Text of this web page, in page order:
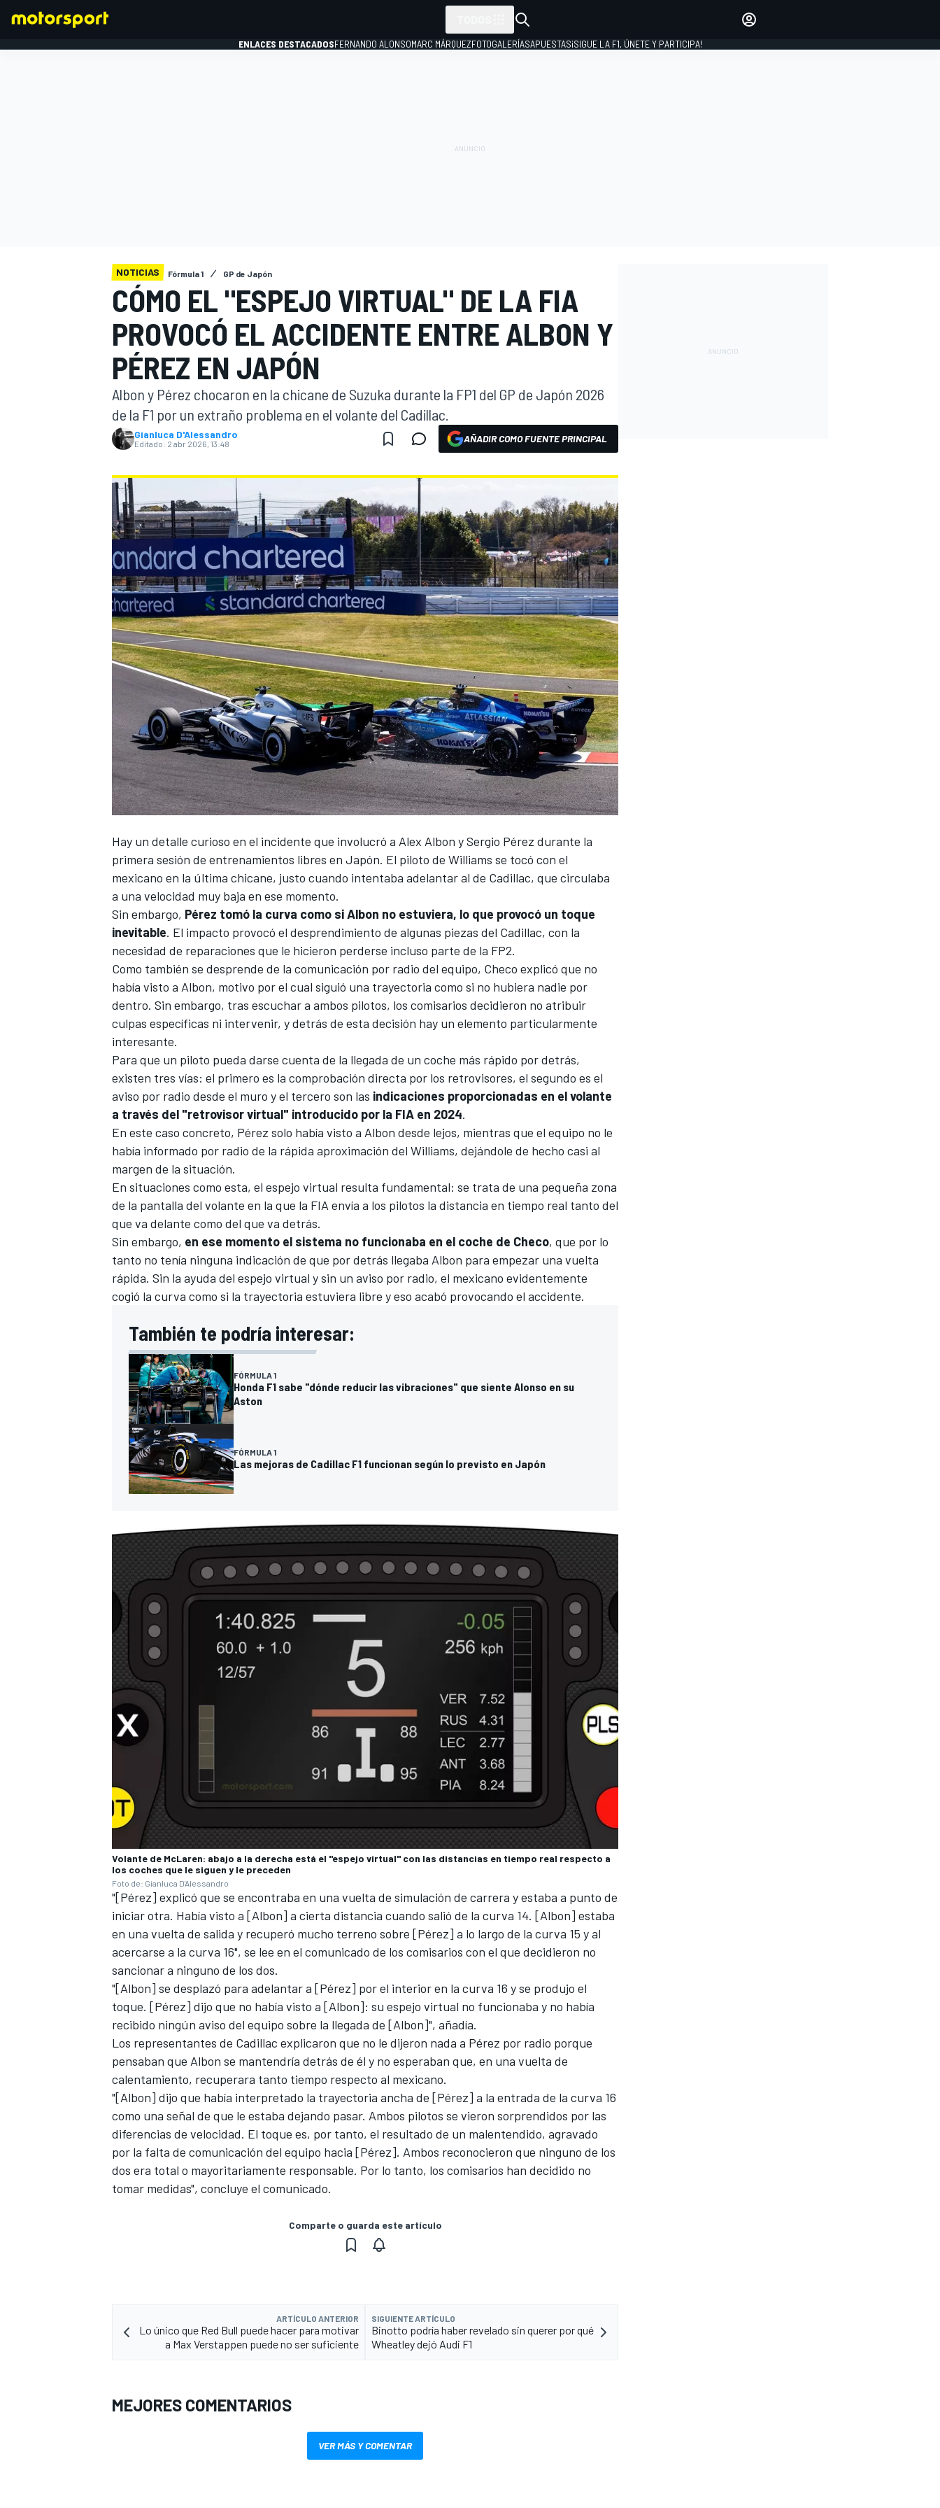
INDYCAR
WEC FÓRMULA E
MÁS CATEGORÍAS
ENLACES DESTACADOSFERNANDO ALONSOMARC MÁRQUEZFOTOGALERÍASAPUESTAS¡SIGUE LA F1, ÚNETE Y PARTICIPA!
NOTICIAS Fórmula 1 GP de Japón
CÓMO EL "ESPEJO VIRTUAL" DE LA FIA
PROVOCÓ EL ACCIDENTE ENTRE ALBON Y
PÉREZ EN JAPÓN
Albon y Pérez chocaron en la chicane de Suzuka durante la FP1 del GP de Japón 2026
de la F1 por un extraño problema en el volante del Cadillac.
Gianluca D'Alessandro
Editado: 2 abr 2026, 13:48 AÑADIR COMO FUENTE PRINCIPAL
Hay un detalle curioso en el incidente que involucró a Alex Albon ySergio Pérez durante la
primera sesión de entrenamientos libres en Japón. El piloto de Williams se tocó con el
mexicano en la última chicane, justo cuando intentaba adelantar al de Cadillac, que circulaba
a una velocidad muy baja en ese momento.
Sin embargo, Pérez tomó la curva como si Albon no estuviera, lo que provocó un toque
inevitable. El impacto provocó el desprendimiento de algunas piezas del Cadillac, con la
necesidad de reparaciones que le hicieron perderse incluso parte de la FP2.
Como también se desprende de la comunicación por radio del equipo, Checo explicó que no
había visto a Albon, motivo por el cual siguió una trayectoria como si no hubiera nadie por
dentro. Sin embargo, tras escuchar a ambos pilotos, los comisarios decidieron no atribuir
culpas específicas ni intervenir, y detrás de esta decisión hay un elemento particularmente
interesante.
Para que un piloto pueda darse cuenta de la llegada de un coche más rápido por detrás,
existen tres vías: el primero es la comprobación directa por los retrovisores, el segundo es el
aviso por radio desde el muro y el tercero son las indicaciones proporcionadas en el volante
a través del "retrovisor virtual" introducido por la FIA en 2024.
En este caso concreto, Pérez solo había visto a Albon desde lejos, mientras que el equipo no le
había informado por radio de la rápida aproximación del Williams, dejándole de hecho casi al
margen de la situación.
En situaciones como esta, el espejo virtual resulta fundamental: se trata de una pequeña zona
de la pantalla del volante en la que la FIA envía a los pilotos la distancia en tiempo real tanto del
que va delante como del que va detrás.
Sin embargo, en ese momento el sistema no funcionaba en el coche de Checo, que por lo
tanto no tenía ninguna indicación de que por detrás llegaba Albon para empezar una vuelta
rápida. Sin la ayuda del espejo virtual y sin un aviso por radio, el mexicano evidentemente
cogió la curva como si la trayectoria estuviera libre y eso acabó provocando el accidente.
También te podría interesar:
FÓRMULA 1
Honda F1 sabe "dónde reducir las vibraciones" que siente Alonso en su
Aston
FÓRMULA 1
Las mejoras de Cadillac F1 funcionan según lo previsto en Japón
Volante de McLaren: abajo a la derecha está el "espejo virtual" con las distancias en tiempo real respecto a
los coches que le siguen y le preceden
Foto de: Gianluca D'Alessandro
"[Pérez] explicó que se encontraba en una vuelta de simulación de carrera y estaba a punto de
iniciar otra. Había visto a [Albon] a cierta distancia cuando salió de la curva 14. [Albon] estaba
en una vuelta de salida y recuperó mucho terreno sobre [Pérez] a lo largo de la curva 15 y al
acercarse a la curva 16", se lee en el comunicado de los comisarios con el que decidieron no
sancionar a ninguno de los dos.
"[Albon] se desplazó para adelantar a [Pérez] por el interior en la curva 16 y se produjo el
toque. [Pérez] dijo que no había visto a [Albon]: su espejo virtual no funcionaba y no había
recibido ningún aviso del equipo sobre la llegada de [Albon]", añadía.
Los representantes de Cadillac explicaron que no le dijeron nada a Pérez por radio porque
pensaban que Albon se mantendría detrás de él y no esperaban que, en una vuelta de
calentamiento, recuperara tanto tiempo respecto al mexicano.
"[Albon] dijo que había interpretado la trayectoria ancha de [Pérez] a la entrada de la curva 16
como una señal de que le estaba dejando pasar. Ambos pilotos se vieron sorprendidos por las
diferencias de velocidad. El toque es, por tanto, el resultado de un malentendido, agravado
por la falta de comunicación del equipo hacia [Pérez]. Ambos reconocieron que ninguno de los
dos era total o mayoritariamente responsable. Por lo tanto, los comisarios han decidido no
tomar medidas", concluye el comunicado.
Comparte o guarda este artículo
ARTÍCULO ANTERIOR
Lo único que Red Bull puede hacer para motivar
a Max Verstappen puede no ser suficiente
SIGUIENTE ARTÍCULO
Binotto podría haber revelado sin querer por qué
Wheatley dejó Audi F1
MEJORES COMENTARIOS
VER MÁS Y COMENTAR